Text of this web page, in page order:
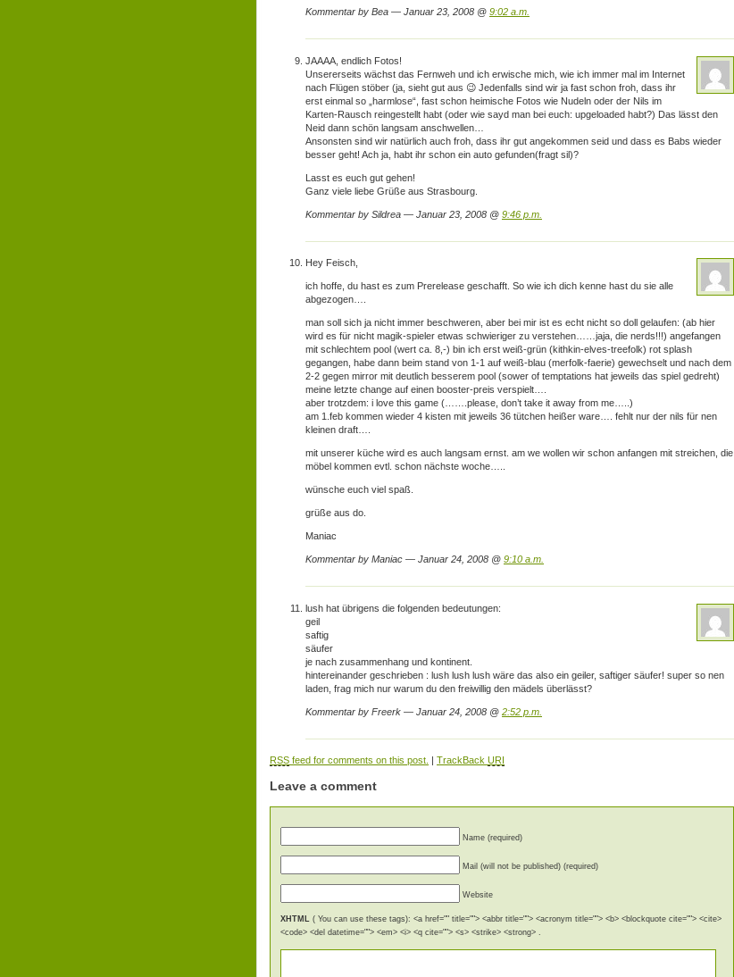
Kommentar by Bea — Januar 23, 2008 @ 9:02 a.m.
JAAAA, endlich Fotos!
Unsererseits wächst das Fernweh und ich erwische mich, wie ich immer mal im Internet
nach Flügen stöber (ja, sieht gut aus 😉 Jedenfalls sind wir ja fast schon froh, dass ihr
erst einmal so „harmlose“, fast schon heimische Fotos wie Nudeln oder der Nils im
Karten-Rausch reingestellt habt (oder wie sayd man bei euch: upgeloaded habt?) Das lässt den
Neid dann schön langsam anschwellen…
Ansonsten sind wir natürlich auch froh, dass ihr gut angekommen seid und dass es Babs wieder
besser geht! Ach ja, habt ihr schon ein auto gefunden(fragt sil)?
Lasst es euch gut gehen!
Ganz viele liebe Grüße aus Strasbourg.
Kommentar by Sildrea — Januar 23, 2008 @ 9:46 p.m.
Hey Feisch,
ich hoffe, du hast es zum Prerelease geschafft. So wie ich dich kenne hast du sie alle
abgezogen….
man soll sich ja nicht immer beschweren, aber bei mir ist es echt nicht so doll gelaufen: (ab hier
wird es für nicht magik-spieler etwas schwieriger zu verstehen……jaja, die nerds!!!) angefangen
mit schlechtem pool (wert ca. 8,-) bin ich erst weiß-grün (kithkin-elves-treefolk) rot splash
gegangen, habe dann beim stand von 1-1 auf weiß-blau (merfolk-faerie) gewechselt und nach dem
2-2 gegen mirror mit deutlich besserem pool (sower of temptations hat jeweils das spiel gedreht)
meine letzte change auf einen booster-preis verspielt….
aber trotzdem: i love this game (…….please, don’t take it away from me…..)
am 1.feb kommen wieder 4 kisten mit jeweils 36 tütchen heißer ware…. fehlt nur der nils für nen
kleinen draft….
mit unserer küche wird es auch langsam ernst. am we wollen wir schon anfangen mit streichen, die
möbel kommen evtl. schon nächste woche…..
wünsche euch viel spaß.
grüße aus do.
Maniac
Kommentar by Maniac — Januar 24, 2008 @ 9:10 a.m.
lush hat übrigens die folgenden bedeutungen:
geil
saftig
säufer
je nach zusammenhang und kontinent.
hintereinander geschrieben : lush lush lush wäre das also ein geiler, saftiger säufer! super so nen
laden, frag mich nur warum du den freiwillig den mädels überlässt?
Kommentar by Freerk — Januar 24, 2008 @ 2:52 p.m.
RSS feed for comments on this post. | TrackBack URI
Leave a comment
Name (required)
Mail (will not be published) (required)
Website
XHTML
( You can use these tags): <a href="" title=""> <abbr title=""> <acronym title=""> <b> <blockquote cite=""> <cite>
<code> <del datetime=""> <em> <i> <q cite=""> <s> <strike> <strong> .